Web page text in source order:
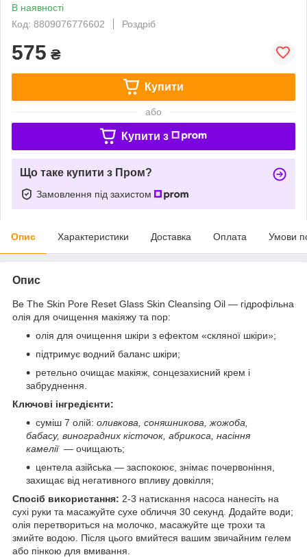
В наявності
Код: 8809076776602
Роздріб
575 ₴
Купити
або
Купити з
Що таке купити з Пром?
Замовлення під захистом
Опис Характеристики Доставка Оплата Умови
Опис
Be The Skin Pore Reset Glass Skin Cleansing Oil — гідрофільна
олія для очищення макіяжу та пор:
олія для очищення шкіри з ефектом «скляної шкіри»;
підтримує водний баланс шкіри;
ретельно очищає макіяж, сонцезахисний крем і
забруднення.
Ключові інгредієнти:
суміш 7 олій: оливкова, соняшникова, жожоба,
бабасу, виноградних кісточок, абрикоса, насіння
камелії — очищають;
центела азійська — заспокоює, знімає почервоніння,
захищає від негативного впливу довкілля;
Спосіб використання: 2-3 натискання насоса нанесіть на
сухі руки та масажуйте сухе обличчя 30 секунд. Додайте води;
олія перетвориться на молочко, масажуйте ще трохи та
змийте водою. Після цього вмийтеся вашим звичайним гелем
або пінкою для вмивання.